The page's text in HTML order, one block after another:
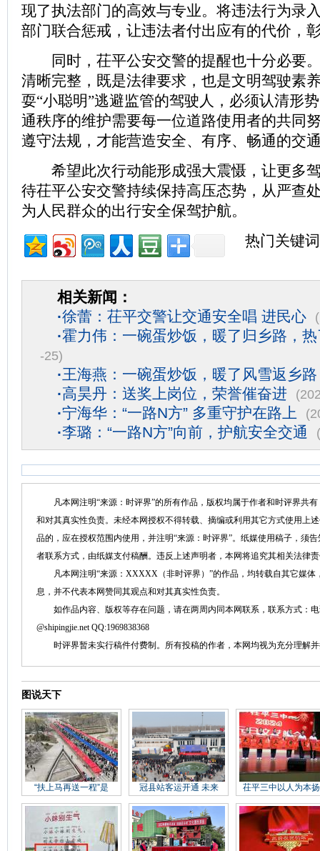
现了执法部门的高效与专业。将违法行为录
部门联合惩戒，让违法者付出应有的代价，
同时，茌平公安交警的提醒也十分必要
清晰完整，既是法律要求，也是文明驾驶素
耍“小聪明”逃避监管的驾驶人，必须认清形
通秩序的维护需要每一位道路使用者的共同
遵守法规，才能营造安全、有序、畅通的交
希望此次行动能形成强大震慑，让更多
待茌平公安交警持续保持高压态势，从严查
为人民群众的出行安全保驾护航。
热门关键
相关新闻：
·徐蕾：茌平交警让交通安全唱 进民心
·霍力伟：一碗蛋炒饭，暖了归乡路，
-25)
·王海燕：一碗蛋炒饭，暖了风雪返乡路
·高昊丹：送奖上岗位，荣誉催奋进
·宁海华：“一路N方” 多重守护在路上
·李璐：“一路N方”向前，护航安全交通
凡本网注明“来源：时评界”的所有作品，版权均属于作者和时评界共有
和对其真实性负责。未经本网授权不得转载、摘编或利用其它方式使用上
品的，应在授权范围内使用，并注明“来源：时评界”。纸媒使用稿子，须
者联系方式，由纸媒支付稿酬。违反上述声明者，本网将追究其相关法律
凡本网注明“来源：XXXXX（非时评界）”的作品，均转载自其它媒体
息，并不代表本网赞同其观点和对其真实性负责。
如作品内容、版权等存在问题，请在两周内同本网联系，联系方式：电
@shipingjie.net QQ:1969838368
时评界暂未实行稿件付费制。所有投稿的作者，本网均视为充分理解并
图说天下
“扶上马再送一程”是 冠县站客运开通 未来 茌平三中以人为本